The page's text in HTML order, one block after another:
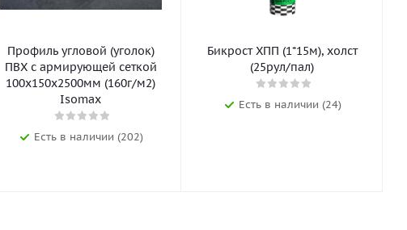
Профиль угловой (уголок)
ПВХ с армирующей сеткой
100х150х2500мм (160г/м2)
Isomax
Есть в наличии (202)
Бикрост ХПП (1*15м), холст
(25рул/пал)
Есть в наличии (24)